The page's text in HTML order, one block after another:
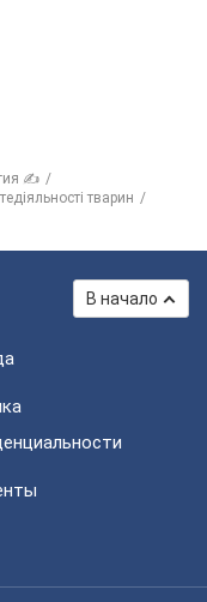
✍
тварин
В начало